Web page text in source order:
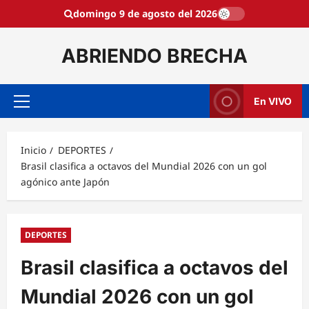
domingo 9 de agosto del 2026
ABRIENDO BRECHA
Menú
En VIVO
Inicio
DEPORTES
Brasil clasifica a octavos del Mundial 2026 con un gol
agónico ante Japón
DEPORTES
Brasil clasifica a octavos del
Mundial 2026 con un gol